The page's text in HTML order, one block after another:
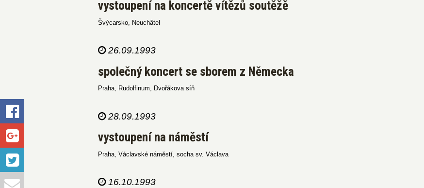
vystoupení na koncertě vítězů soutěžě
Švýcarsko, Neuchâtel
26.09.1993
společný koncert se sborem z Německa
Praha, Rudolfinum, Dvořákova síň
28.09.1993
vystoupení na náměstí
Praha, Václavské náměstí, socha sv. Václava
16.10.1993